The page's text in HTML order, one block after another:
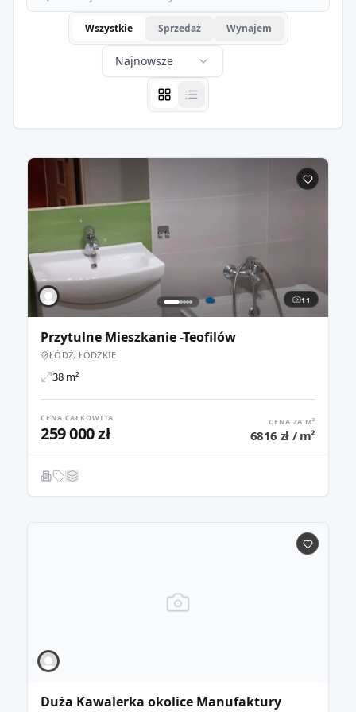
Wszystkie Sprzedaż Wynajem
Najnowsze
11
Przytulne Mieszkanie -Teofilów
ŁÓDŹ, ŁÓDZKIE
38 m²
CENA CAŁKOWITA
259 000 zł
CENA ZA M²
6816 zł / m²
Duża Kawalerka okolice Manufaktury